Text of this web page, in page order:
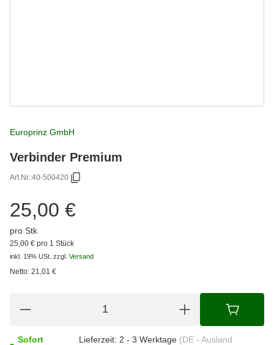
Europrinz GmbH
Verbinder Premium
Art.Nr.:40-500420
25,00 €
pro Stk
25,00 € pro 1 Stück
inkl. 19% USt. zzgl. Versand
Netto: 21,01 €
Sofort
Lieferzeit: 2 - 3 Werktage (DE - Ausland